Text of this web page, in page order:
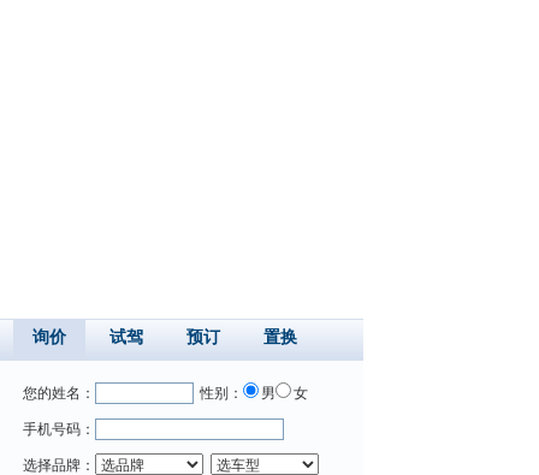
询价 试驾 预订 置换
您的姓名： 性别： 男 女
手机号码：
选择品牌：